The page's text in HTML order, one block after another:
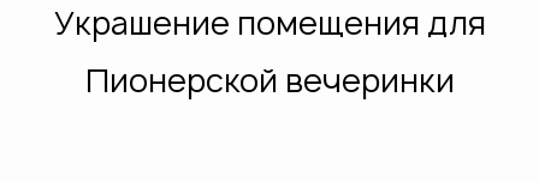
Украшение помещения для
Пионерской вечеринки